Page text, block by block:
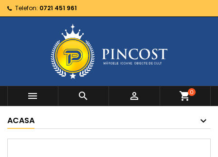
Telefon: 0721 451 961
   shopping_cart0
ACASA